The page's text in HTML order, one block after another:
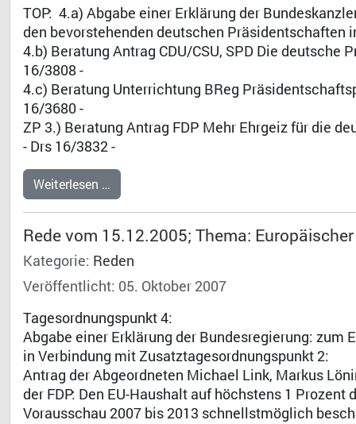
TOP: 4.a) Abgabe einer Erklärung der
den bevorstehenden deutschen Präsidentschaften
4.b) Beratung Antrag CDU/CSU, SPD Die deutsche
16/3808 -
4.c) Beratung Unterrichtung BReg
16/3680 -
ZP 3.) Beratung Antrag FDP Mehr Ehrgeiz für die
- Drs 16/3832 -
Weiterlesen …
Rede vom 15.12.2005; Thema:
Kategorie: Reden
Veröffentlicht: 05. Oktober 2007
Tagesordnungspunkt 4:
Abgabe einer Erklärung der Bundesregierung: zum
in Verbindung mit Zusatztagesordnungspunkt 2:
Antrag der Abgeordneten Michael Link, Markus
der FDP: Den EU-Haushalt auf höchstens 1
Vorausschau 2007 bis 2013 schnellstmöglich